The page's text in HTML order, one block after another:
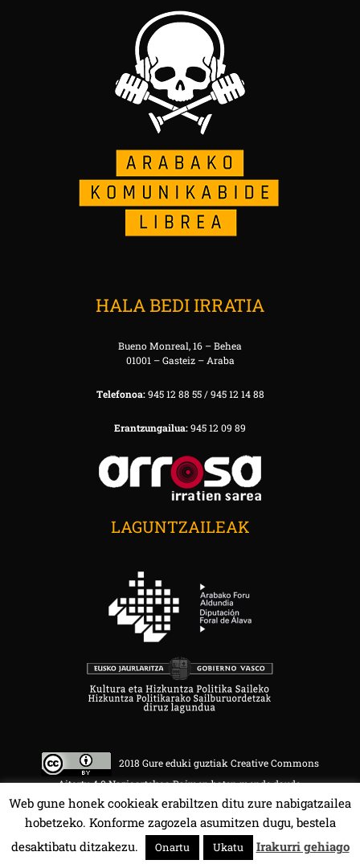
HALA BEDI IRRATIA
Bueno Monreal, 16 – Behea
01001 – Gasteiz – Araba
Telefonoa:945 12 88 55 / 945 12 14 88
Erantzungailua:945 12 09 89
LAGUNTZAILEAK
2018 Gure eduki guztiak Creative Commons
Aitortu 4.0 Nazioartekoa Baimen baten mende daude.
HALA BEDI BAT 107.4 MHz.
Web gune honek cookieak erabiltzen ditu zure nabigatzailea
hobetzeko. Konforme zagozela asumitzen dugu, bestela
desaktibatu ditzakezu.
Onartu Ukatu Irakurri gehiago